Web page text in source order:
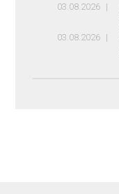
03.08.2026
03.08.2026